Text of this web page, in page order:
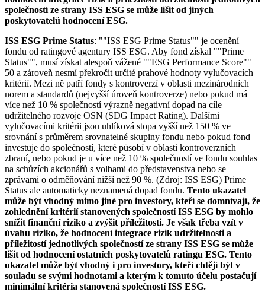
společností ze strany ISS ESG se může lišit od jiných
poskytovatelů hodnocení ESG.
ISS ESG Prime Status: ""ISS ESG Prime Status"" je ocenění
fondu od ratingové agentury ISS ESG. Aby fond získal ""Prime
Status"", musí získat alespoň vážené ""ESG Performance Score""
50 a zároveň nesmí překročit určité prahové hodnoty vylučovacích
kritérií. Mezi ně patří fondy s kontroverzí v oblasti mezinárodních
norem a standardů (nejvyšší úroveň kontroverze) nebo pokud má
více než 10 % společností výrazně negativní dopad na cíle
udržitelného rozvoje OSN (SDG Impact Rating). Dalšími
vylučovacími kritérii jsou uhlíková stopa vyšší než 150 % ve
srovnání s průměrem srovnatelné skupiny fondu nebo pokud fond
investuje do společností, které působí v oblasti kontroverzních
zbraní, nebo pokud je u více než 10 % společností ve fondu souhlas
na schůzích akcionářů s volbami do představenstva nebo se
zprávami o odměňování nižší než 90 %. (Zdroj: ISS ESG) Prime
Status ale automaticky neznamená dopad fondu. Tento ukazatel
může být vhodný mimo jiné pro investory, kteří se domnívají, že
zohlednění kritérií stanovených společností ISS ESG by mohlo
snížit finanční riziko a zvýšit příležitosti. Je však třeba vzít v
úvahu riziko, že hodnocení integrace rizik udržitelnosti a
příležitostí jednotlivých společností ze strany ISS ESG se může
lišit od hodnocení ostatních poskytovatelů ratingu ESG. Tento
ukazatel může být vhodný i pro investory, kteří chtějí být v
souladu se svými hodnotami a kterým k tomuto účelu postačují
minimální kritéria stanovená společností ISS ESG.